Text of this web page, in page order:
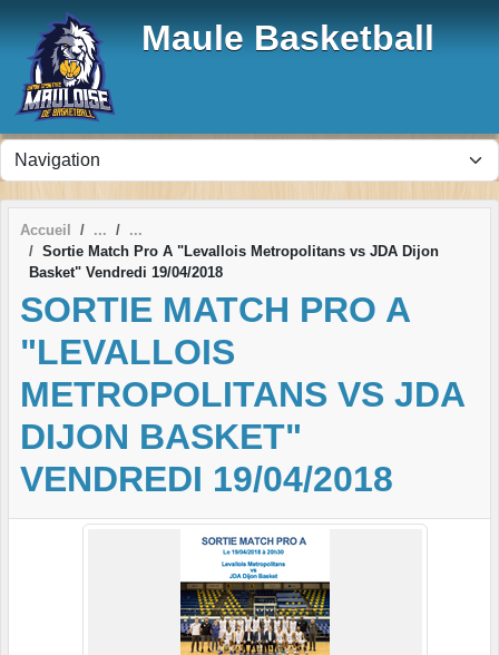
Maule Basketball
Accueil
Sortie Match Pro A "Levallois Metropolitans vs JDA Dijon
Basket" Vendredi 19/04/2018
SORTIE MATCH PRO A
"LEVALLOIS
METROPOLITANS VS JDA
DIJON BASKET"
VENDREDI 19/04/2018
Panneau de gestion des cookies